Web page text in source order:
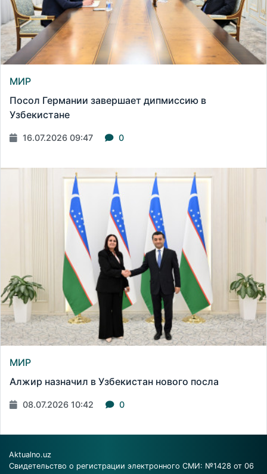
МИР
Посол Германии завершает дипмиссию в
Узбекистане
16.07.2026 09:47 0
МИР
Алжир назначил в Узбекистан нового посла
08.07.2026 10:42 0
Aktualno.uz
Свидетельство о регистрации электронного СМИ: №1428 от 06